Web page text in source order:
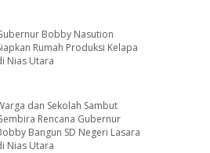
Bobby Nasution
Rumah Produksi Kelapa
Nias Utara
dan Sekolah Sambut
Rencana Gubernur
Bangun SD Negeri Lasara
Nias Utara